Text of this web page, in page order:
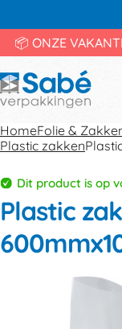
📦 ONZE
HomeFolie &
Plastic zakken
Dit product is op
Plastic